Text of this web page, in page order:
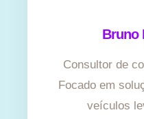
Bruno
Consultor de
Focado em
veículos